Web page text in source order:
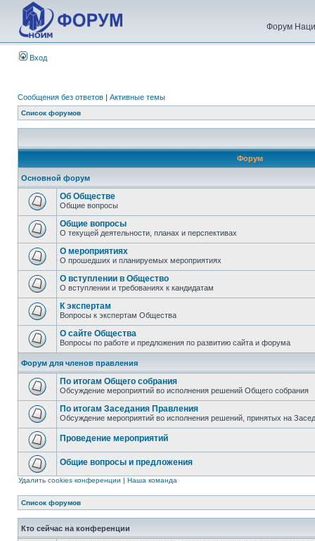
Форум
Вход
Сообщения без ответов | Активные темы
Список форумов
Форум
Основной форум
Об Обществе
Общие вопросы
Общие вопросы
О текущей деятельности, планах и перспективах
О мероприятиях
О прошедших и планируемых мероприятиях
О вступлении в Общество
О вступлении и требованиях к кандидатам
К экспертам
Вопросы к экспертам Общества
О сайте Общества
Вопросы по работе и предложения по развитию сайта и форума
Форум для членов правления
По итогам Общего собрания
Обсуждение мероприятий во исполнения решений Общего собрания
По итогам Заседания Правления
Обсуждение мероприятий во исполнения решений, принятых на
Проведение мероприятий
Общие вопросы и предложения
Удалить cookies конференции | Наша команда
Список форумов
Кто сейчас на конференции